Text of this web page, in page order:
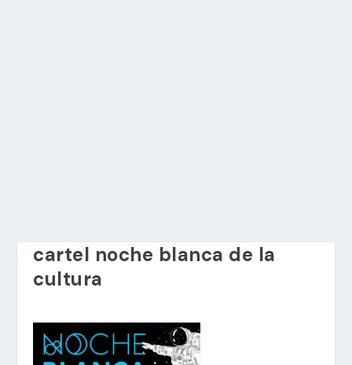
cartel noche blanca de la
cultura